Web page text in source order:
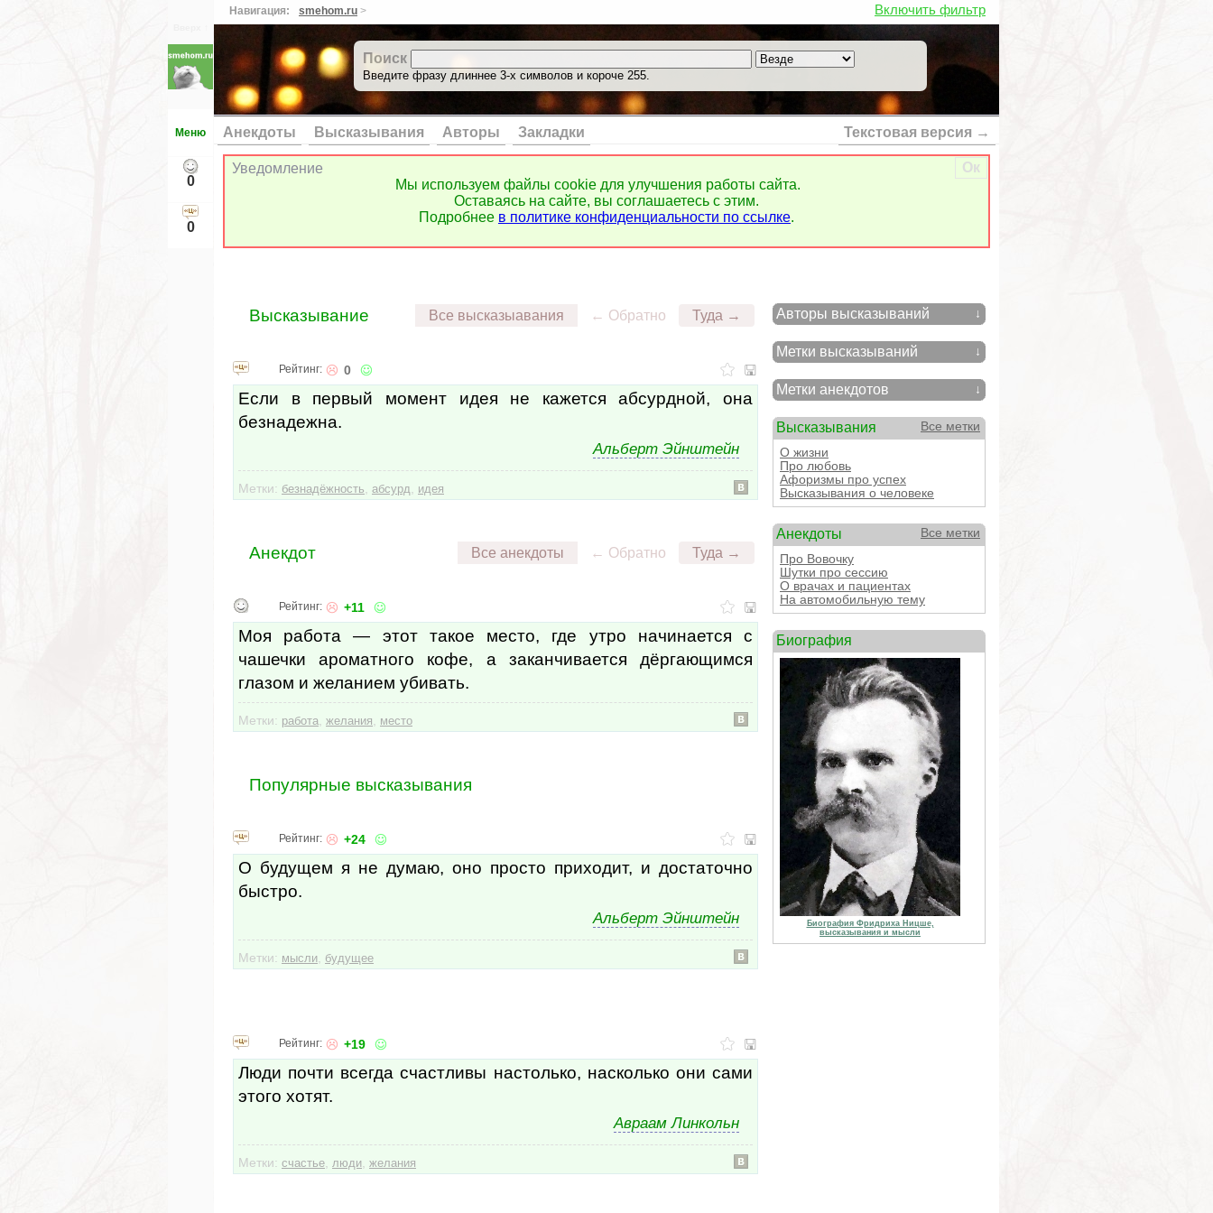
Меню
0
0
Включить фильтр
Навигация: smehom.ru >
Поиск
Введите фразу длиннее 3-х символов и короче 255.
Анекдоты Высказывания Авторы Закладки Текстовая версия →
Ок
Уведомление
Мы используем файлы cookie для улучшения работы сайта.
Оставаясь на сайте, вы соглашаетесь с этим.
Подробнее в политике конфиденциальности по ссылке.
↓
Авторы высказываний
↓
Метки высказываний
↓
Метки анекдотов
Высказывания
Все метки
О жизни
Про любовь
Афоризмы про успех
Высказывания о человеке
Анекдоты
Все метки
Про Вовочку
Шутки про сессию
О врачах и пациентах
На автомобильную тему
Биография
Биография Фридриха Ницше,
высказывания и мысли
Высказывание Все высказыавания ← Обратно Туда →
Рейтинг: 0
Если в первый момент идея не кажется абсурдной, она
безнадежна.
Альберт Эйнштейн
Метки: безнадёжность абсурд идея
Анекдот Все анекдоты ← Обратно Туда →
Рейтинг: +11
Моя работа — этот такое место, где утро начинается с
чашечки ароматного кофе, а заканчивается дёргающимся
глазом и желанием убивать.
Метки: работа желания место
Популярные высказывания
Рейтинг: +24
О будущем я не думаю, оно просто приходит, и достаточно
быстро.
Альберт Эйнштейн
Метки: мысли будущее
Рейтинг: +19
Люди почти всегда счастливы настолько, насколько они сами
этого хотят.
Авраам Линкольн
Метки: счастье люди желания